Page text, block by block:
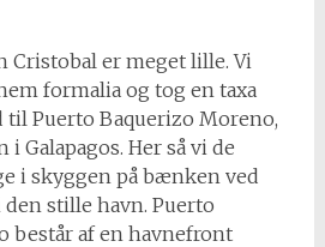
Cristobal er meget lille. Vi
formalia og tog en taxa
til Puerto Baquerizo Moreno,
Galapagos. Her så vi de
i skyggen på bænken ved
stille havn. Puerto
består af en havnefront